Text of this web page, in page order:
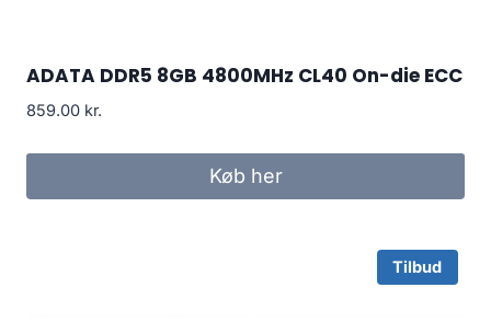
ADATA DDR5 8GB 4800MHz CL40 On-die ECC
859.00 kr.
Køb her
Tilbud